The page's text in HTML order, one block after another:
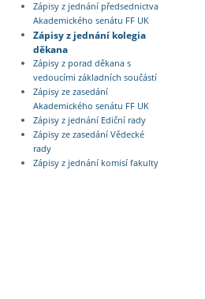
Zápisy z jednání předsednictva
Akademického senátu FF UK
Zápisy z jednání kolegia
děkana
Zápisy z porad děkana s
vedoucími základních součástí
Zápisy ze zasedání
Akademického senátu FF UK
Zápisy z jednání Ediční rady
Zápisy ze zasedání Vědecké
rady
Zápisy z jednání komisí fakulty